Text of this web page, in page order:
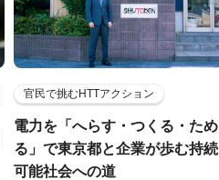
官民で挑むHTTアクション
電力を「へらす・つくる・ため
る」で東京都と企業が歩む持続
可能社会への道